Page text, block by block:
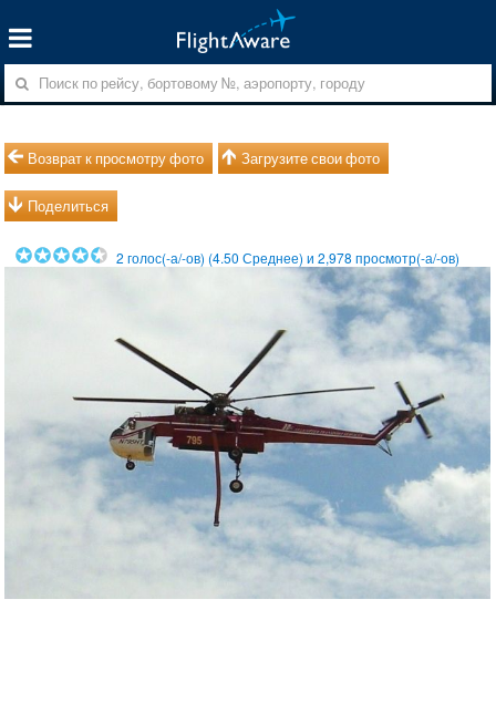
Возврат к просмотру фото Загрузите свои фото
Поделиться
2 голос(-а/-ов) (4.50 Среднее) и2,978 просмотр(-а/-ов)